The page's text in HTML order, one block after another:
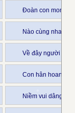
Đoàn con mong
Nào cùng nhau
Về đây người ơi,
Con hân hoan
Niềm vui dâng